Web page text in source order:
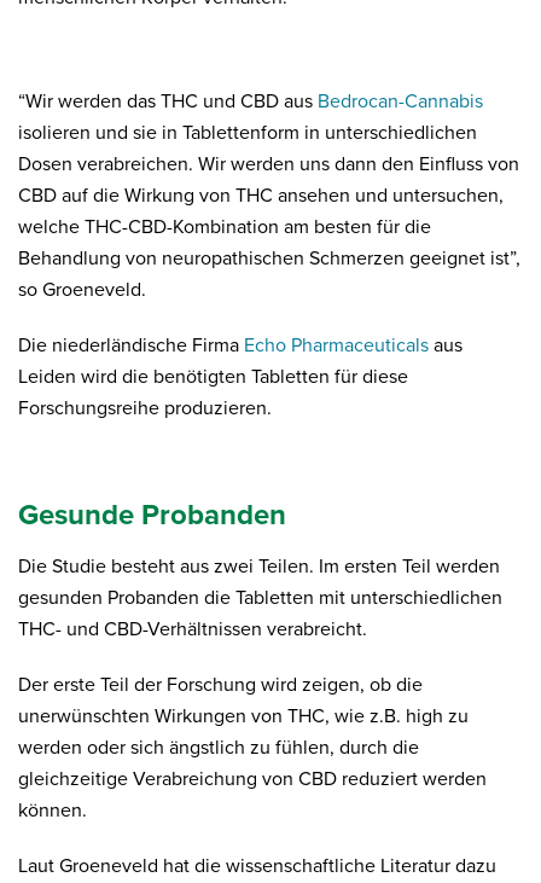
“Wir werden das THC und CBD aus Bedrocan-Cannabis
isolieren und sie in Tablettenform in unterschiedlichen
Dosen verabreichen. Wir werden uns dann den Einfluss von
CBD auf die Wirkung von THC ansehen und untersuchen,
welche THC-CBD-Kombination am besten für die
Behandlung von neuropathischen Schmerzen geeignet ist”,
so Groeneveld.
Die niederländische Firma Echo Pharmaceuticals aus
Leiden wird die benötigten Tabletten für diese
Forschungsreihe produzieren.
Gesunde Probanden
Die Studie besteht aus zwei Teilen. Im ersten Teil werden
gesunden Probanden die Tabletten mit unterschiedlichen
THC- und CBD-Verhältnissen verabreicht.
Der erste Teil der Forschung wird zeigen, ob die
unerwünschten Wirkungen von THC, wie z.B. high zu
werden oder sich ängstlich zu fühlen, durch die
gleichzeitige Verabreichung von CBD reduziert werden
können.
Laut Groeneveld hat die wissenschaftliche Literatur dazu